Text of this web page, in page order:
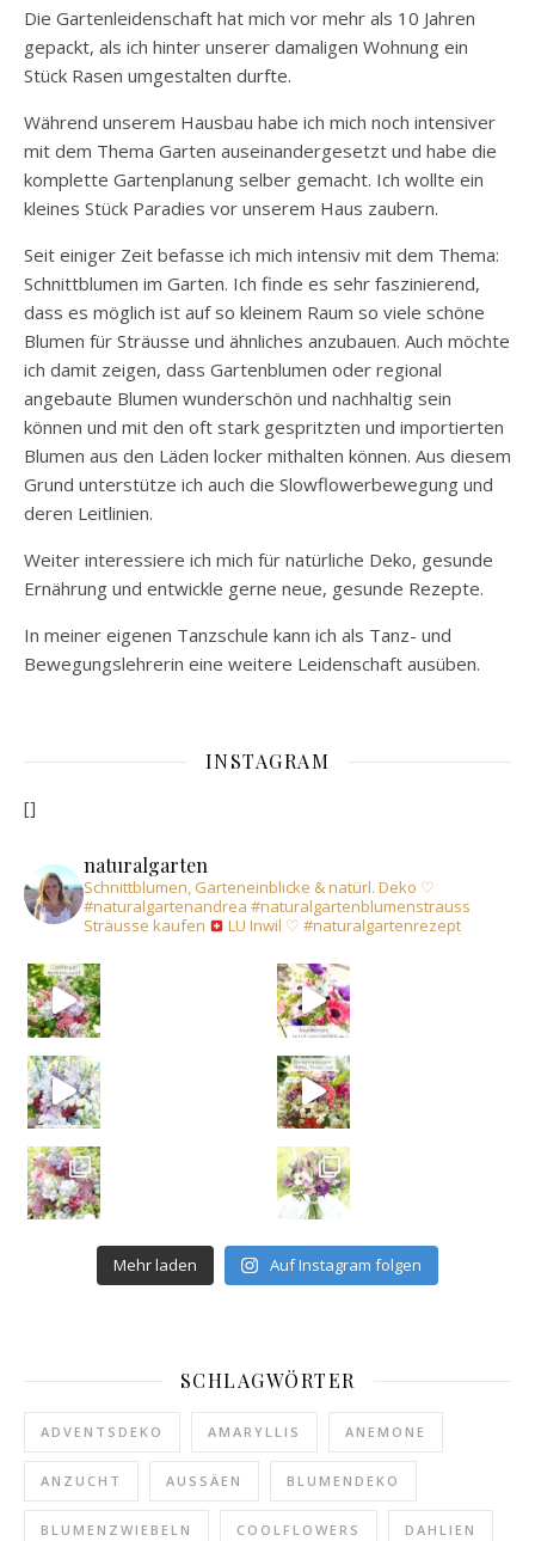
Die Gartenleidenschaft hat mich vor mehr als 10 Jahren
gepackt, als ich hinter unserer damaligen Wohnung ein
Stück Rasen umgestalten durfte.
Während unserem Hausbau habe ich mich noch intensiver
mit dem Thema Garten auseinandergesetzt und habe die
komplette Gartenplanung selber gemacht. Ich wollte ein
kleines Stück Paradies vor unserem Haus zaubern.
Seit einiger Zeit befasse ich mich intensiv mit dem Thema:
Schnittblumen im Garten. Ich finde es sehr faszinierend,
dass es möglich ist auf so kleinem Raum so viele schöne
Blumen für Sträusse und ähnliches anzubauen. Auch möchte
ich damit zeigen, dass Gartenblumen oder regional
angebaute Blumen wunderschön und nachhaltig sein
können und mit den oft stark gespritzten und importierten
Blumen aus den Läden locker mithalten können. Aus diesem
Grund unterstütze ich auch die Slowflowerbewegung und
deren Leitlinien.
Weiter interessiere ich mich für natürliche Deko, gesunde
Ernährung und entwickle gerne neue, gesunde Rezepte.
In meiner eigenen Tanzschule kann ich als Tanz- und
Bewegungslehrerin eine weitere Leidenschaft ausüben.
INSTAGRAM
[]
naturalgarten
Schnittblumen, Garteneinblicke & natürl. Deko ♡
#naturalgartenandrea #naturalgartenblumenstrauss
Sträusse kaufen
LU Inwil ♡ #naturalgartenrezept
Mehr laden Auf Instagram folgen
SCHLAGWÖRTER
ADVENTSDEKO AMARYLLIS ANEMONE
ANZUCHT AUSSÄEN BLUMENDEKO
BLUMENZWIEBELN COOLFLOWERS DAHLIEN